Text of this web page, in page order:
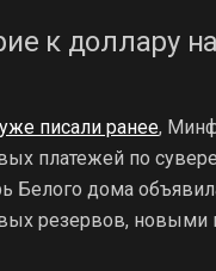
к доллару
писали ранее,
платежей по
Белого дома
резервов, новыми